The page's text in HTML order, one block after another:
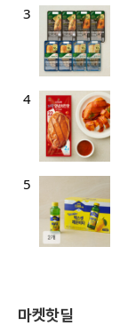
담기
담기
담기
3
4
5
마켓핫딜